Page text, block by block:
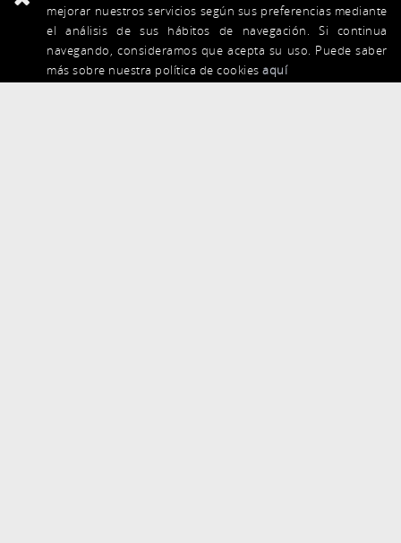
mejorar nuestros servicios según sus preferencias mediante
el análisis de sus hábitos de navegación. Si continua
navegando, consideramos que acepta su uso. Puede saber
más sobre nuestra política de cookiesaquí